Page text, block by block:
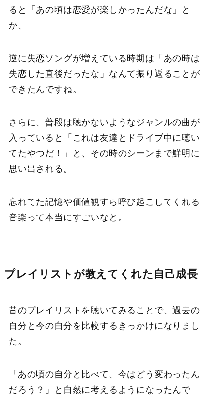
ると「あの頃は恋愛が楽しかったんだな」と
か、
逆に失恋ソングが増えている時期は「あの時は
失恋した直後だったな」なんて振り返ることが
できたんですね。
さらに、普段は聴かないようなジャンルの曲が
入っていると「これは友達とドライブ中に聴い
てたやつだ！」と、その時のシーンまで鮮明に
思い出される。
忘れてた記憶や価値観すら呼び起こしてくれる
音楽って本当にすごいなと。
プレイリストが教えてくれた自己成長
昔のプレイリストを聴いてみることで、過去の
自分と今の自分を比較するきっかけになりまし
た。
「あの頃の自分と比べて、今はどう変わったん
だろう？」と自然に考えるようになったんで